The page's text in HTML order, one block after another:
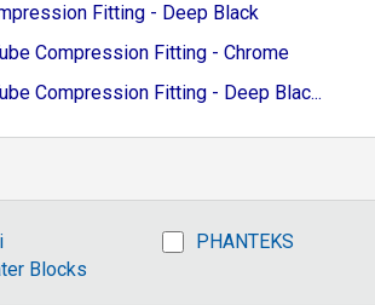
Fitting - Deep Black
Compression Fitting - Chrome
Compression Fitting - Deep Blac...
PHANTEKS
Blocks